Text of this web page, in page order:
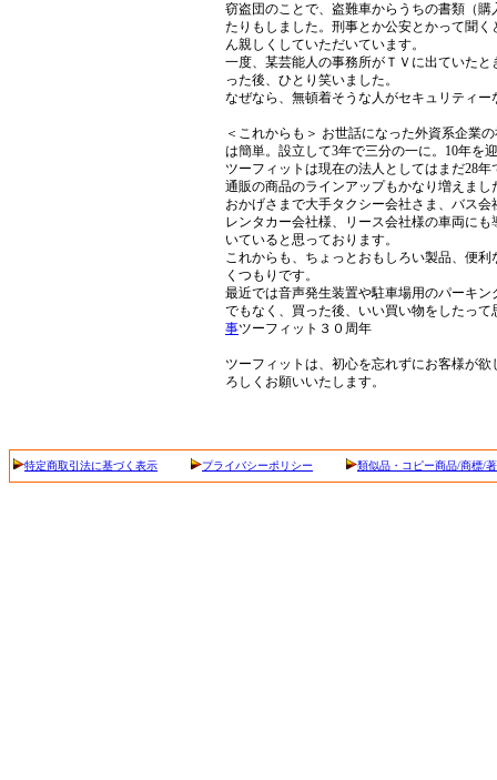
窃盗団のことで、盗難車からうちの書類（
たりもしました。刑事とか公安とかって聞
ん親しくしていただいています。
一度、某芸能人の事務所がＴＶに出ていた
った後、ひとり笑いました。
なぜなら、無頓着そうな人がセキュリティ
＜これからも＞ お世話になった外資系企業
は簡単。設立して3年で三分の一に。10年を
ツーフィットは現在の法人としてはまだ28
通販の商品のラインアップもかなり増えまし
おかげさまで大手タクシー会社さま、バス
レンタカー会社様、リース会社様の車両に
いていると思っております。
これからも、ちょっとおもしろい製品、便
くつもりです。
最近では音声発生装置や駐車場用のパーキ
でもなく、買った後、いい買い物をしたっ
事ツーフィット３０周年
ツーフィットは、初心を忘れずにお客様が
ろしくお願いいたします。
特定商取引法に基づく表示 プライバシーポリシー 類似品・コピー商品/商標/